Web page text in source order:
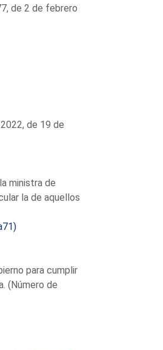
de 2 de febrero
de 19 de
ministra de
la de aquellos
para cumplir
(Número de